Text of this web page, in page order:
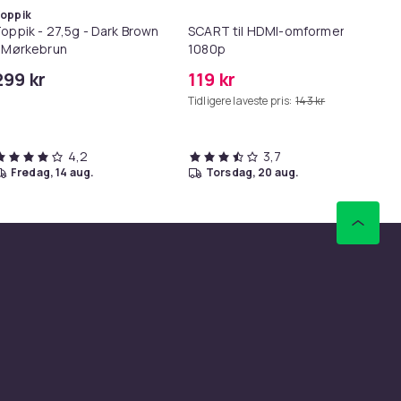
- 27,5g - Dark Brown
kr
4,2
fredag, 14 aug.
SCART til HDMI-omformer
1080p
119 kr
Tidligere laveste pris: 143 kr
3,7
torsdag, 20 aug.